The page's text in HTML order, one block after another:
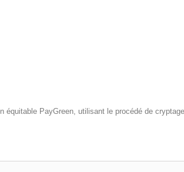
PayGreen, utilisant le procédé de